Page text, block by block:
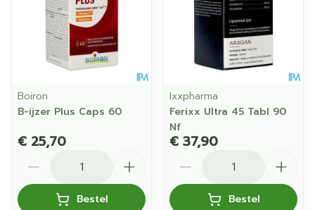
Boiron
B-ijzer Plus Caps 60
€ 25,70
Bestel
Ixxpharma
Ferixx Ultra 45 Tabl 90
Nf
€ 37,90
Bestel